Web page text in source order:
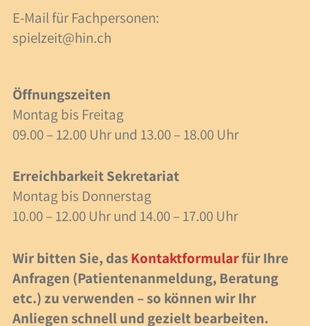
40 Jahre Spielzeit
Forschung
Anlässe
Meilensteine
Veranstaltungen
Veranstaltungen
Fachbeiträge
Lesezeit
E-Mail für Fachpersonen:
spielzeit@hin.ch
Öffnungszeiten
Montag bis Freitag
09.00 – 12.00 Uhr und 13.00 – 18.00 Uhr
Erreichbarkeit Sekretariat
Montag bis Donnerstag
10.00 – 12.00 Uhr und 14.00 – 17.00 Uhr
Wir bitten Sie, dasKontaktformularfür Ihre
Anfragen (Patientenanmeldung, Beratung
etc.) zu verwenden – so können wir Ihr
Anliegen schnell und gezielt bearbeiten.